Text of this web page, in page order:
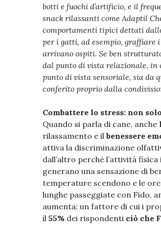
botti e fuochi d’artificio, e il
snack rilassanti come Adaptil
comportamenti tipici dettati
per i gatti, ad esempio, graffiare
arrivano ospiti. Se ben
dal punto di vista relazionale,
punto di vista sensoriale, sia da
conferito proprio dalla
Combattere lo stress: non
Quando si parla di cane, anche
rilassamento e il benessere
attiva la discriminazione
dall’altro perché l’attività
generano una sensazione di
temperature scendono e le
lunghe passeggiate con Fido,
aumenta: un fattore di cui i
il 55% dei rispondenti ciò che